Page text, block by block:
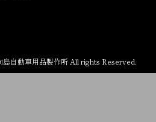
自動車用品製作所 All rights Reserved.